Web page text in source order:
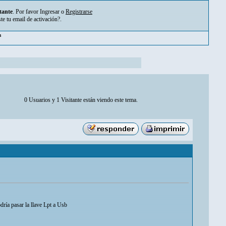
. Por favor Ingresar o Registrarse
tu email de activación?.
0 Usuarios y 1 Visitante están viendo este tema.
pasar la llave Lpt a Usb